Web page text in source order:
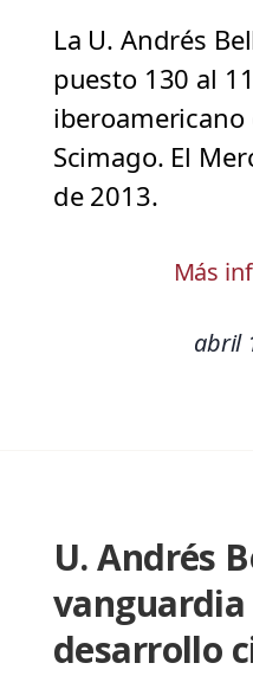
La U. Andrés
puesto 130 al
Scimago. El
de 2013.
Más
abril
U. Andrés
vanguardia
desarrollo